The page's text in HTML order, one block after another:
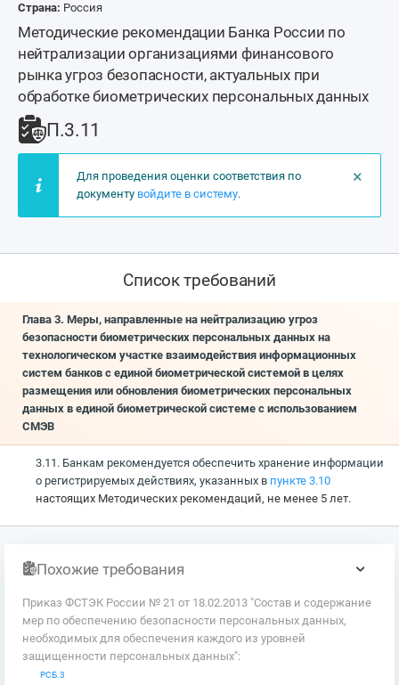
Страна: Россия
Методические рекомендации Банка России по
нейтрализации организациями финансового
рынка угроз безопасности, актуальных при
обработке биометрических персональных данных
П.3.11
×
Для проведения оценки соответствия по
документу войдите в систему.
Список требований
Глава 3. Меры, направленные на нейтрализацию угроз
безопасности биометрических персональных данных на
технологическом участке взаимодействия информационных
систем банков с единой биометрической системой в целях
размещения или обновления биометрических персональных
данных в единой биометрической системе с использованием
СМЭВ
3.11. Банкам рекомендуется обеспечить хранение информации
о регистрируемых действиях, указанных в пункте 3.10
настоящих Методических рекомендаций, не менее 5 лет.
Похожие требования
Приказ ФСТЭК России № 21 от 18.02.2013 "Состав и содержание
мер по обеспечению безопасности персональных данных,
необходимых для обеспечения каждого из уровней
защищенности персональных данных":
РСБ.3